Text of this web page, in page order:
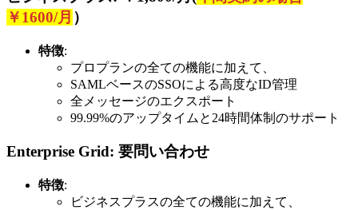
￥1600/月 ）
特徴:
プロプランの全ての機能に加えて、
SAMLベースのSSOによる高度なID管理
全メッセージのエクスポート
99.99%のアップタイムと24時間体制のサポート
Enterprise Grid: 要問い合わせ
特徴:
ビジネスプラスの全ての機能に加えて、